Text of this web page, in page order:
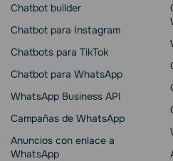
Chatbot builder
Chatbot para Instagram
Chatbots para TikTok
Chatbot para WhatsApp
WhatsApp Business API
Campañas de WhatsApp
Anuncios con enlace a
WhatsApp